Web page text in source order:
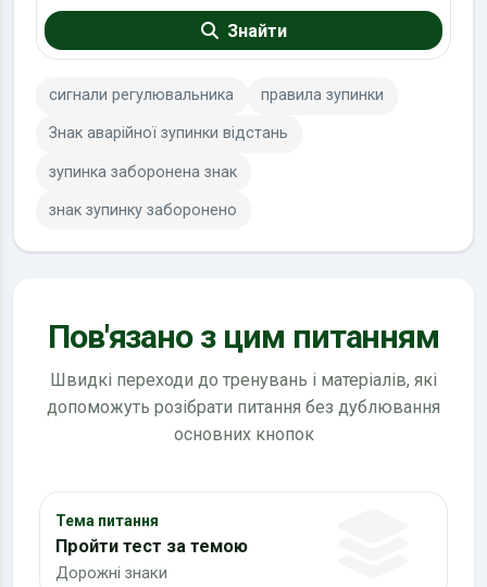
Знайти
сигнали регулювальника правила зупинки
Знак аварійної зупинки відстань
зупинка заборонена знак
знак зупинку заборонено
Пов'язано з цим питанням
Швидкі переходи до тренувань і матеріалів, які
допоможуть розібрати питання без дублювання
основних кнопок
Тема питання
Пройти тест за темою
Дорожні знаки